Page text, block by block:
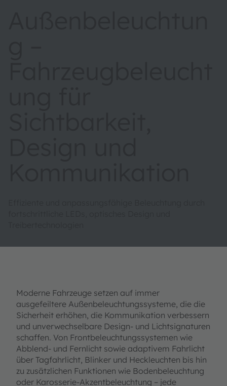
Moderne Fahrzeuge setzen auf immer
ausgefeiltere Außenbeleuchtungssysteme, die die
Sicherheit erhöhen, die Kommunikation verbessern
und unverwechselbare Design- und Lichtsignaturen
schaffen. Von Frontbeleuchtungssystemen wie
Abblend- und Fernlicht sowie adaptivem Fahrlicht
über Tagfahrlicht, Blinker und Heckleuchten bis hin
zu zusätzlichen Funktionen wie Bodenbeleuchtung
oder Karosserie-Akzentbeleuchtung – jede